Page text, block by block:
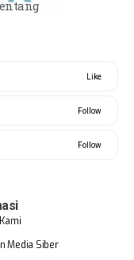
Like
Follow
Follow
Media Siber